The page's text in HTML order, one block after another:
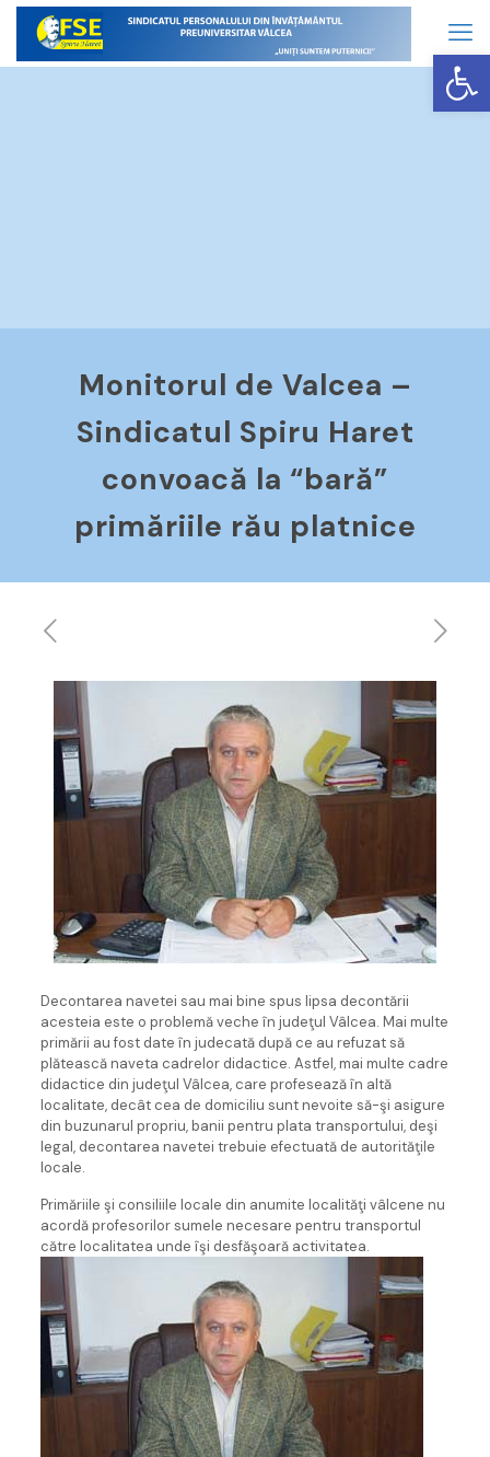
Monitorul de Valcea –
Sindicatul Spiru Haret
convoacă la “bară”
primăriile rău platnice
Decontarea navetei sau mai bine spus lipsa decontării
acesteia este o problemă veche în judeţul Vâlcea. Mai multe
primării au fost date în judecată după ce au refuzat să
plătească naveta cadrelor didactice. Astfel, mai multe cadre
didactice din judeţul Vâlcea, care profesează în altă
localitate, decât cea de domiciliu sunt nevoite să-şi asigure
din buzunarul propriu, banii pentru plata transportului, deşi
legal, decontarea navetei trebuie efectuată de autorităţile
locale.
Primăriile şi consiliile locale din anumite localităţi vâlcene nu
acordă profesorilor sumele necesare pentru transportul
către localitatea unde îşi desfăşoară activitatea.